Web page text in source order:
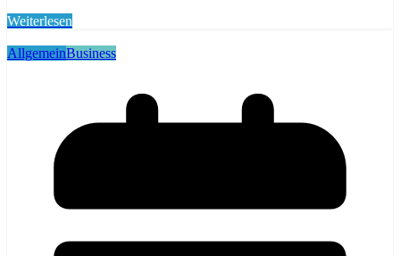
Weiterlesen
AllgemeinBusiness